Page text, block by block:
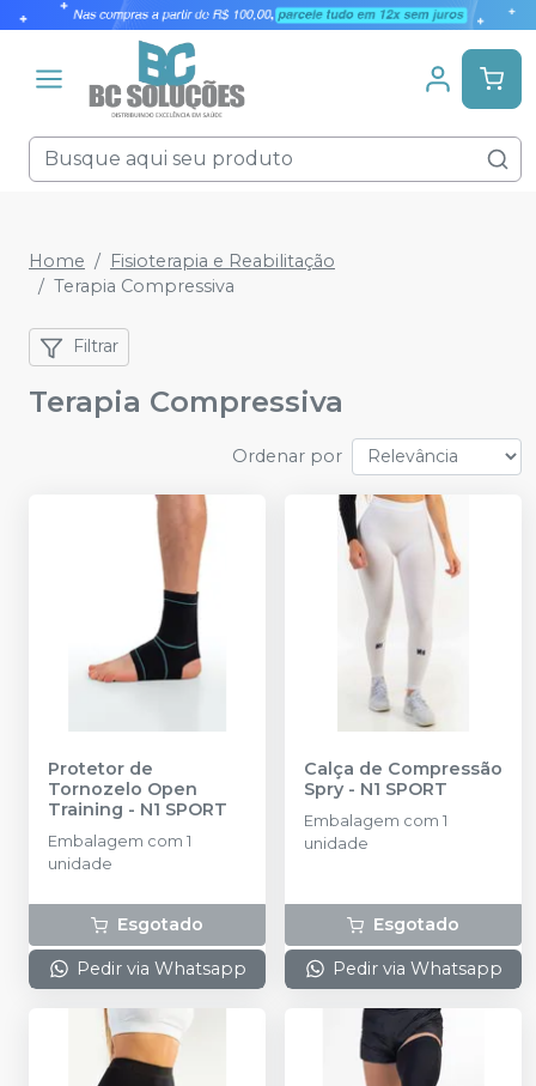
Home
Fisioterapia e Reabilitação
Terapia Compressiva
Filtrar
Terapia Compressiva
Ordenar por
Protetor de
Tornozelo Open
Training - N1 SPORT
Embalagem com 1
unidade
Esgotado
Pedir via Whatsapp
Calça de Compressão
Spry- N1 SPORT
Embalagem com 1
unidade
Esgotado
Pedir via Whatsapp